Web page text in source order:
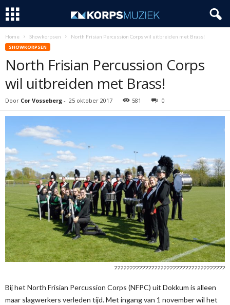
Home Showkorpsen North Frisian Percussion Corps wil uitbreiden met Brass!
SHOWKORPSEN
North Frisian Percussion Corps
wil uitbreiden met Brass!
Door Cor Vosseberg - 25 oktober 2017 581 0
????????????????????????????????????
Bij het North Frisian Percussion Corps (NFPC) uit Dokkum is alleen
maar slagwerkers verleden tijd. Met ingang van 1 november wil het